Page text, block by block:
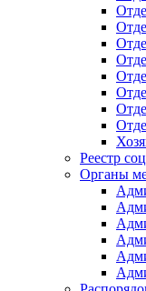
Реестр
Органы